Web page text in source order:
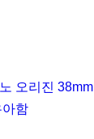
오리진 38mm
함